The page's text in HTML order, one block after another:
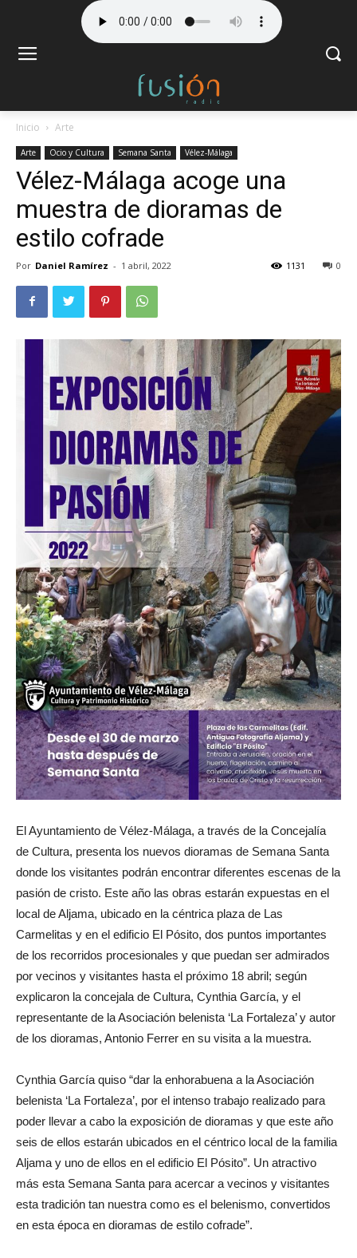
Inicio Arte
Arte Ocio y Cultura Semana Santa Vélez-Málaga
Vélez-Málaga acoge una
muestra de dioramas de
estilo cofrade
Por Daniel Ramírez - 1 abril, 2022 0
1131
El Ayuntamiento de Vélez-Málaga, a través de la Concejalía
de Cultura, presenta los nuevos dioramas de Semana Santa
donde los visitantes podrán encontrar diferentes escenas de la
pasión de cristo. Este año las obras estarán expuestas en el
local de Aljama, ubicado en la céntrica plaza de Las
Carmelitas y en el edificio El Pósito, dos puntos importantes
de los recorridos procesionales y que puedan ser admirados
por vecinos y visitantes hasta el próximo 18 abril; según
explicaron la concejala de Cultura, Cynthia García, y el
representante de la Asociación belenista ‘La Fortaleza’ y autor
de los dioramas, Antonio Ferrer en su visita a la muestra.
Cynthia García quiso “dar la enhorabuena a la Asociación
belenista ‘La Fortaleza’, por el intenso trabajo realizado para
poder llevar a cabo la exposición de dioramas y que este año
seis de ellos estarán ubicados en el céntrico local de la familia
Aljama y uno de ellos en el edificio El Pósito”. Un atractivo
más esta Semana Santa para acercar a vecinos y visitantes
esta tradición tan nuestra como es el belenismo, convertidos
en esta época en dioramas de estilo cofrade”.